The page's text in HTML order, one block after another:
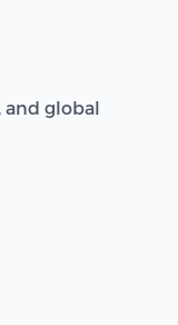
and global